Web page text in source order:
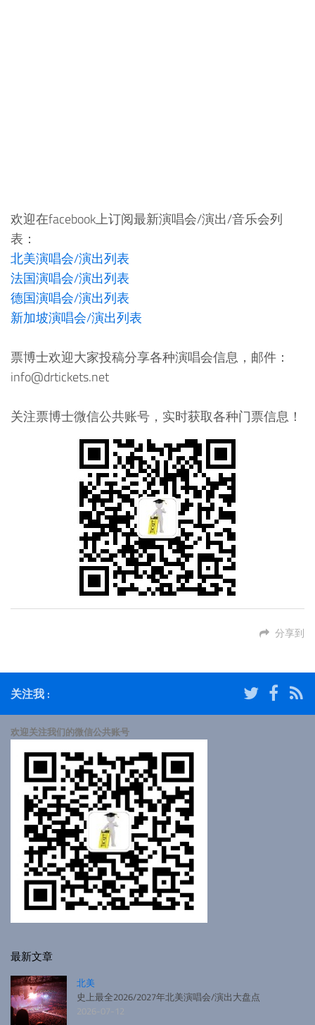
欢迎在facebook上订阅最新演唱会/演出/音乐会列
表：
北美演唱会/演出列表
法国演唱会/演出列表
德国演唱会/演出列表
新加坡演唱会/演出列表
票博士欢迎大家投稿分享各种演唱会信息，邮件：
info@drtickets.net
关注票博士微信公共账号，实时获取各种门票信息！
分享到
关注我 :
欢迎关注我们的微信公共账号
最新文章
北美
史上最全2026/2027年北美演唱会/演出大盘点
2026-07-12